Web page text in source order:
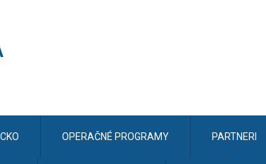
CKO OPERAČNÉ PROGRAMY PARTNERI